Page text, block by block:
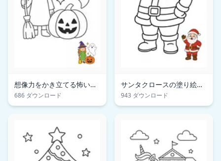
想像力をかき立てる怖いハ
ロウィンの塗り絵ページ
686 ダウンロード
サンタクロースの塗り絵ペ
ージ
943 ダウンロード